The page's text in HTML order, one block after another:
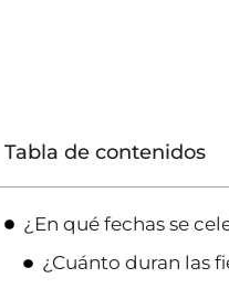
Tabla de contenidos
¿En qué fechas se
¿Cuánto duran las